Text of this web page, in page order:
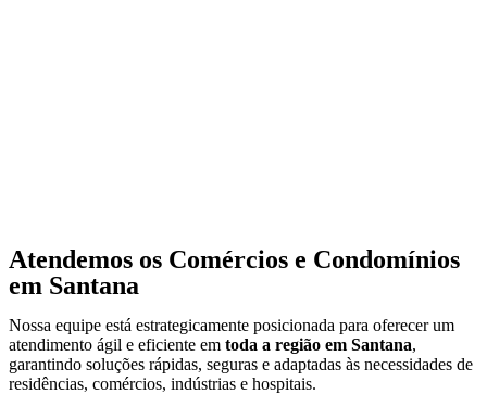
Atendemos os Comércios e Condomínios
em Santana
Nossa equipe está estrategicamente posicionada para oferecer um
atendimento ágil e eficiente em toda a região em Santana,
garantindo soluções rápidas, seguras e adaptadas às necessidades de
residências, comércios, indústrias e hospitais.